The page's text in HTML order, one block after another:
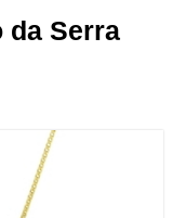
da Serra